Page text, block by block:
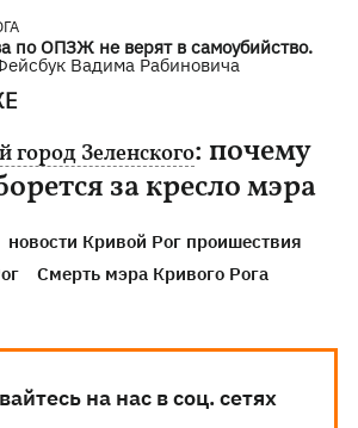
по ОПЗЖ не верят в самоубийство.
Вадима Рабиновича
город Зеленского: почему
за кресло мэра
новости Кривой Рог проишествия
Смерть мэра Кривого Рога
на нас в соц. сетях